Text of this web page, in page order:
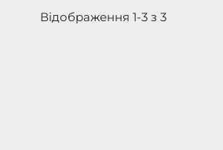
Відображення 1-3 з 3